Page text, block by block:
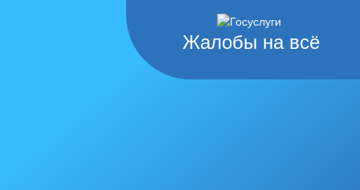
Жалобы на всё